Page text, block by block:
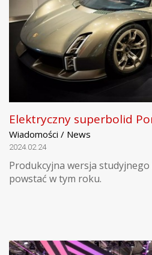
Elektryczny superbolid
Wiadomości / News
2024.02.24
Produkcyjna wersja
powstać w tym roku.